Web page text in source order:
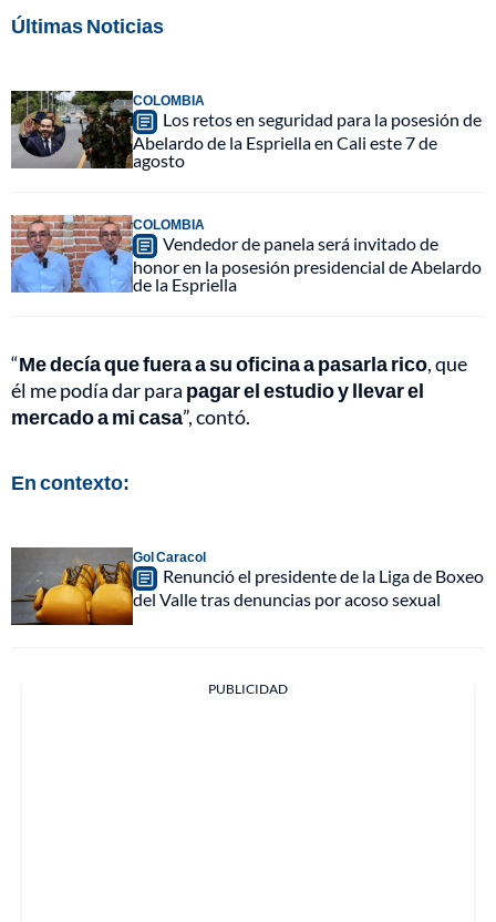
Últimas Noticias
COLOMBIA
Los retos en seguridad para la posesión de
Abelardo de la Espriella en Cali este 7 de
agosto
COLOMBIA
Vendedor de panela será invitado de
honor en la posesión presidencial de Abelardo
de la Espriella
“Me decía que fuera a su oficina a pasarla rico, que
él me podía dar para pagar el estudio y llevar el
mercado a mi casa”, contó.
En contexto:
Gol Caracol
Renunció el presidente de la Liga de Boxeo
del Valle tras denuncias por acoso sexual
PUBLICIDAD